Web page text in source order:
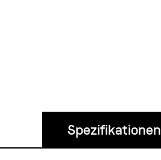
Spezifikationen